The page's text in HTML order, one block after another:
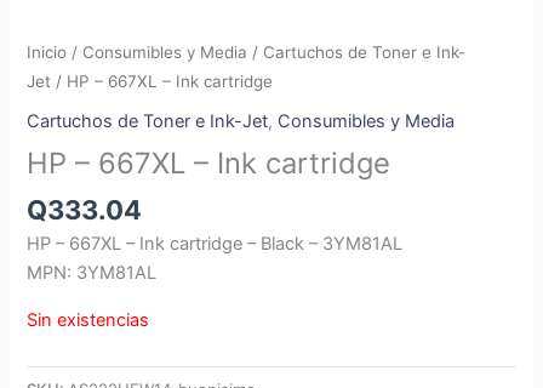
Inicio / Consumibles y Media / Cartuchos de Toner e Ink-
Jet / HP – 667XL – Ink cartridge
Cartuchos de Toner e Ink-Jet, Consumibles y Media
HP – 667XL – Ink cartridge
Q333.04
HP – 667XL – Ink cartridge – Black – 3YM81AL
MPN: 3YM81AL
Sin existencias